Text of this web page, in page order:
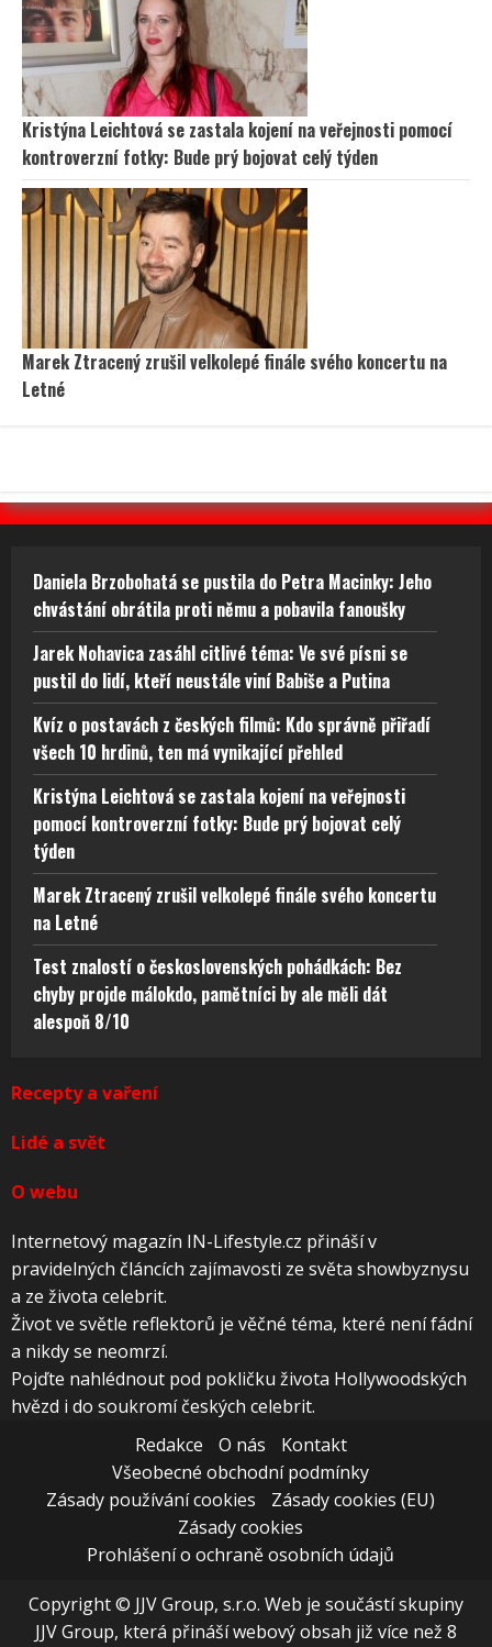
Kristýna Leichtová se zastala kojení na veřejnosti pomocí
kontroverzní fotky: Bude prý bojovat celý týden
Marek Ztracený zrušil velkolepé finále svého koncertu na
Letné
Daniela Brzobohatá se pustila do Petra Macinky: Jeho
chvástání obrátila proti němu a pobavila fanoušky
Jarek Nohavica zasáhl citlivé téma: Ve své písni se
pustil do lidí, kteří neustále viní Babiše a Putina
Kvíz o postavách z českých filmů: Kdo správně přiřadí
všech 10 hrdinů, ten má vynikající přehled
Kristýna Leichtová se zastala kojení na veřejnosti
pomocí kontroverzní fotky: Bude prý bojovat celý
týden
Marek Ztracený zrušil velkolepé finále svého koncertu
na Letné
Test znalostí o československých pohádkách: Bez
chyby projde málokdo, pamětníci by ale měli dát
alespoň 8/10
Recepty a vaření
Lidé a svět
O webu
Internetový magazín IN-Lifestyle.cz přináší v
pravidelných článcích zajímavosti ze světa showbyznysu
a ze života celebrit.
Život ve světle reflektorů je věčné téma, které není fádní
a nikdy se neomrzí.
Pojďte nahlédnout pod pokličku života Hollywoodských
hvězd i do soukromí českých celebrit.
Redakce
O nás
Kontakt
Všeobecné obchodní podmínky
Zásady používání cookies
Zásady cookies (EU)
Zásady cookies
Prohlášení o ochraně osobních údajů
Copyright © JJV Group, s.r.o. Web je součástí skupiny
JJV Group, která přináší webový obsah již více než 8